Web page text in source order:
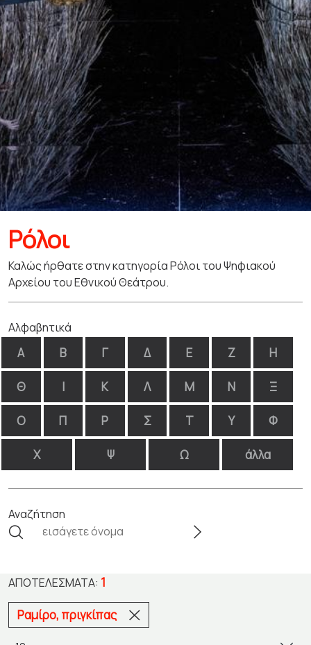
Ρόλοι
Καλώς ήρθατε στην κατηγορία Ρόλοι του Ψηφιακού
Αρχείου του Εθνικού Θεάτρου.
Αλφαβητικά
Α Β Γ Δ Ε Ζ Η
Θ Ι Κ Λ Μ Ν Ξ
Ο Π Ρ Σ Τ Υ Φ
Χ Ψ Ω άλλα
Αναζήτηση
ΑΠΟΤΕΛΈΣΜΑΤΑ: 1
Ραμίρο, πριγκίπας